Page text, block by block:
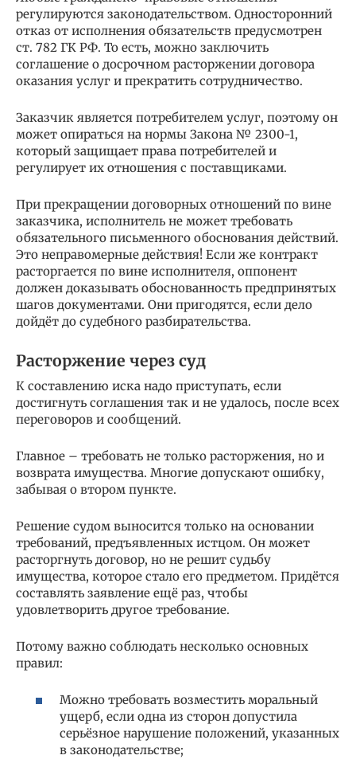
регулируются законодательством. Односторонний
отказ от исполнения обязательств предусмотрен
ст. 782 ГК РФ. То есть, можно заключить
соглашение о досрочном расторжении договора
оказания услуг и прекратить сотрудничество.
Заказчик является потребителем услуг, поэтому он
может опираться на нормы Закона № 2300-1,
который защищает права потребителей и
регулирует их отношения с поставщиками.
При прекращении договорных отношений по вине
заказчика, исполнитель не может требовать
обязательного письменного обоснования действий.
Это неправомерные действия! Если же контракт
расторгается по вине исполнителя, оппонент
должен доказывать обоснованность предпринятых
шагов документами. Они пригодятся, если дело
дойдёт до судебного разбирательства.
Расторжение через суд
К составлению иска надо приступать, если
достигнуть соглашения так и не удалось, после всех
переговоров и сообщений.
Главное – требовать не только расторжения, но и
возврата имущества. Многие допускают ошибку,
забывая о втором пункте.
Решение судом выносится только на основании
требований, предъявленных истцом. Он может
расторгнуть договор, но не решит судьбу
имущества, которое стало его предметом. Придётся
составлять заявление ещё раз, чтобы
удовлетворить другое требование.
Потому важно соблюдать несколько основных
правил:
Можно требовать возместить моральный
ущерб, если одна из сторон допустила
серьёзное нарушение положений, указанных
в законодательстве;